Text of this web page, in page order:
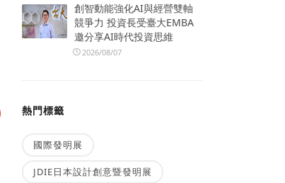
創智動能強化AI與經營雙軸
競爭力 投資長受臺大EMBA
邀分享AI時代投資思維
2026/08/07
熱門標籤
國際發明展
JDIE日本設計創意暨發明展